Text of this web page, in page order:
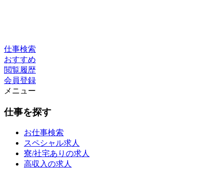
仕事検索
おすすめ
閲覧履歴
会員登録
メニュー
仕事を探す
お仕事検索
スペシャル求人
寮/社宅ありの求人
高収入の求人